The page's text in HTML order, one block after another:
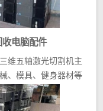
电脑配件
五轴激光切割机主
、模具、健身器材等